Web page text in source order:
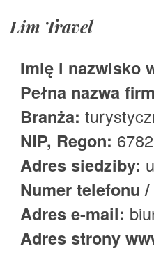
Lim Travel
Imię i nazwisko
Pełna nazwa
Branża:
NIP, Regon:
Adres siedziby:
Numer telefonu
Adres e-mail:
Adres strony